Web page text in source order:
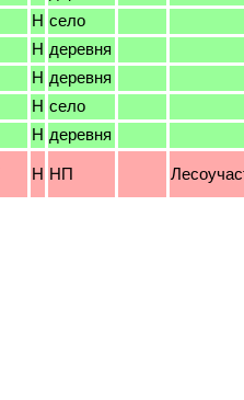
H село
H деревня
H деревня
H село
H деревня
H НП